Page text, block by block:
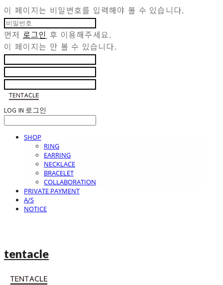
이 페이지는 비밀번호를 입력해야 볼 수 있습니다.
먼저 로그인 후 이용해주세요.
이 페이지는 만 볼 수 있습니다.
LOG IN 로그인
SHOP
RING
EARRING
NECKLACE
BRACELET
COLLABORATION
PRIVATE PAYMENT
A/S
NOTICE
tentacle